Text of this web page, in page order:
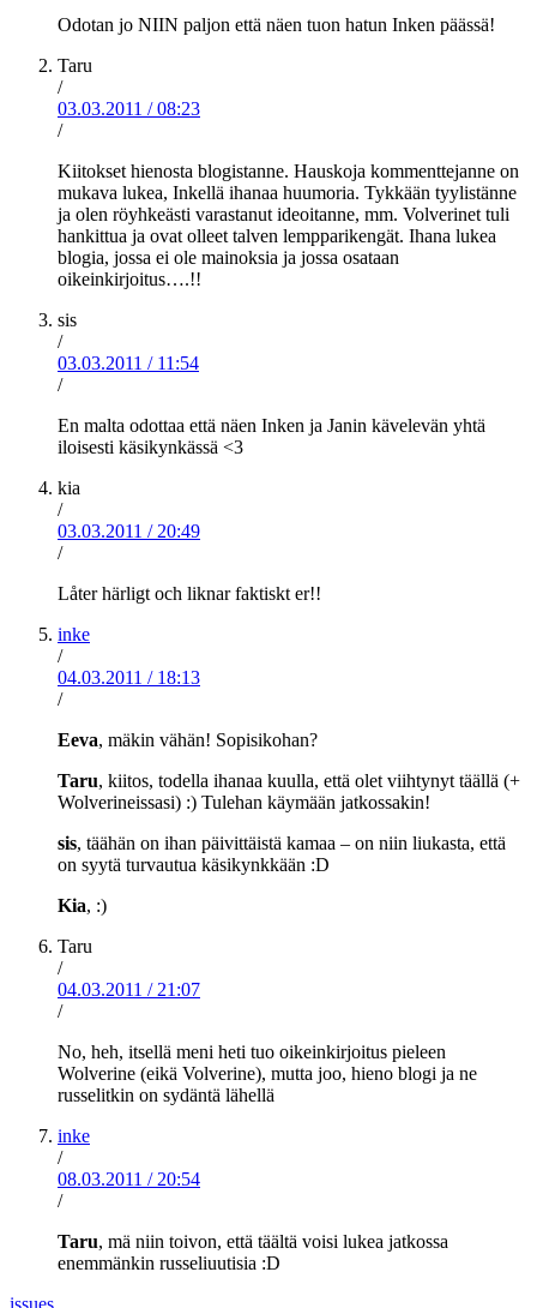
Odotan jo NIIN paljon että näen tuon hatun Inken päässä!
Taru
/
03.03.2011 / 08:23
/
Kiitokset hienosta blogistanne. Hauskoja kommenttejanne on
mukava lukea, Inkellä ihanaa huumoria. Tykkään tyylistänne
ja olen röyhkeästi varastanut ideoitanne, mm. Volverinet tuli
hankittua ja ovat olleet talven lempparikengät. Ihana lukea
blogia, jossa ei ole mainoksia ja jossa osataan
oikeinkirjoitus….!!
sis
/
03.03.2011 / 11:54
/
En malta odottaa että näen Inken ja Janin kävelevän yhtä
iloisesti käsikynkässä <3
kia
/
03.03.2011 / 20:49
/
Låter härligt och liknar faktiskt er!!
inke
/
04.03.2011 / 18:13
/
Eeva, mäkin vähän! Sopisikohan?
Taru, kiitos, todella ihanaa kuulla, että olet viihtynyt täällä (+
Wolverineissasi) :) Tulehan käymään jatkossakin!
sis, täähän on ihan päivittäistä kamaa – on niin liukasta, että
on syytä turvautua käsikynkkään :D
Kia, :)
Taru
/
04.03.2011 / 21:07
/
No, heh, itsellä meni heti tuo oikeinkirjoitus pieleen
Wolverine (eikä Volverine), mutta joo, hieno blogi ja ne
russelitkin on sydäntä lähellä
inke
/
08.03.2011 / 20:54
/
Taru, mä niin toivon, että täältä voisi lukea jatkossa
enemmänkin russeliuutisia :D